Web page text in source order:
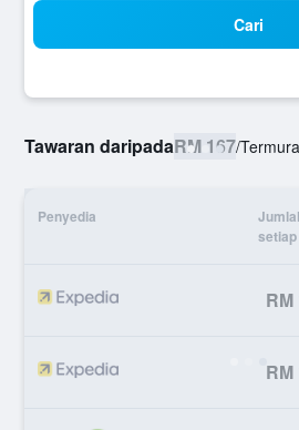
Cari
Tawaran daripadaRM 167/
Penyedia
RM
RM